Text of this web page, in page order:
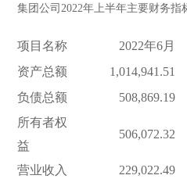
集团公司2022年上半年主要财务指
项目名称
2022年6月
资产总额
1,014,941.51
负债总额
508,869.19
所有者权
益
506,072.32
营业收入
229,022.49